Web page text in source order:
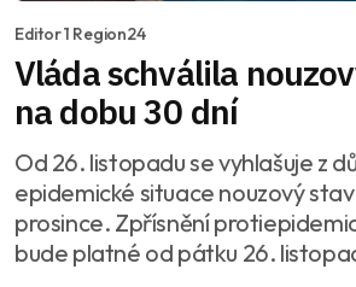
Editor 1 Region24
Vláda schválila
na dobu 30 dní
Od 26. listopadu se vyhlašuje z
epidemické situace nouzový
prosince. Zpřísnění
bude platné od pátku 26.